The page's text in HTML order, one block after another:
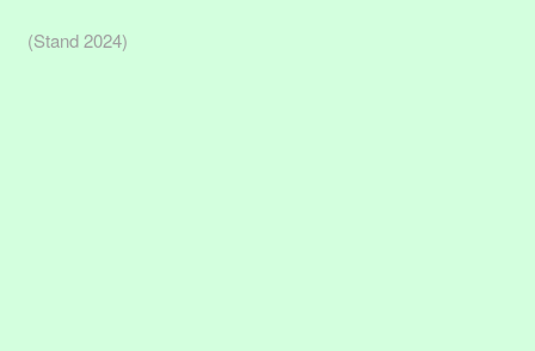
(Stand 2024)